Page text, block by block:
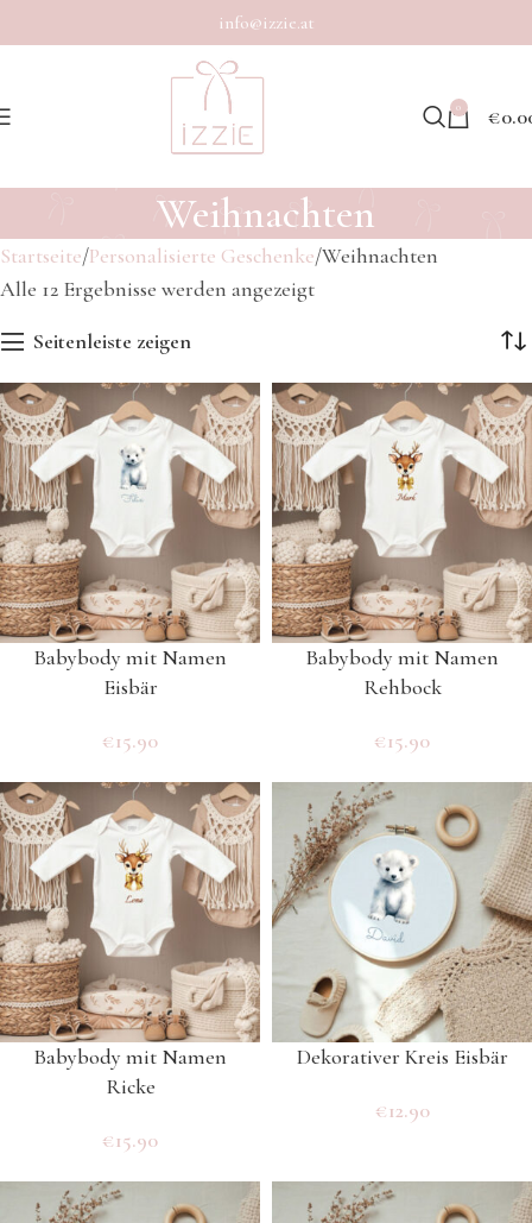
info@izzie.at
0 €
Weihnachten
Startseite Personalisierte Geschenke Weihnachten
Alle 12 Ergebnisse werden angezeigt
Seitenleiste zeigen
Babybody mit Namen
Eisbär
€15.90
Babybody mit Namen
Rehbock
€15.90
Babybody mit Namen
Ricke
€15.90
Dekorativer Kreis Eisbär
€12.90